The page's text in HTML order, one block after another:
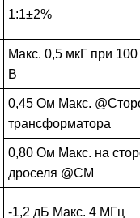
1:1±2%
Макс. 0,5 мкГ при 100
В
0,45 Ом Макс.
трансформатора
0,80 Ом Макс. на
дроселя @CM
-1,2 дБ Макс. 4 МГц